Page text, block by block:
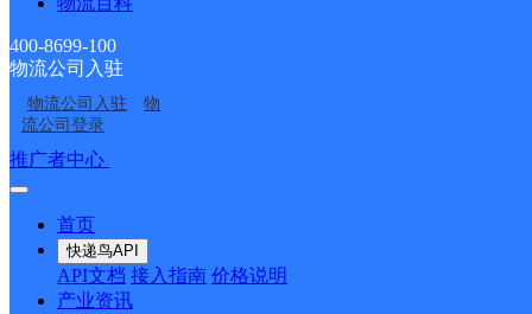
400-8699-100
物流公司入驻
物流公司入驻
物
流公司登录
推广者中心
首页
快递鸟API
API文档 接入指南 价格说明
产业资讯